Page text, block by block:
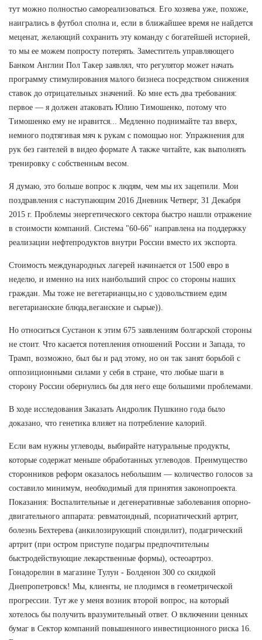
тут можно полностью самореализоваться. Его хозяева уже, похоже,
наигрались в футбол сполна и, если в ближайшее время не найдется
меценат, желающий сохранить эту команду с богатейшей историей,
то мы ее можем попросту потерять. Заместитель управляющего
Банком Англии Пол Такер заявлял, что регулятор может начать
программу стимулирования малого бизнеса посредством снижения
ставок до отрицательных значений. Ко мне есть два требования:
первое — я должен атаковать Юлию Тимошенко, потому что
Тимошенко ему не нравится... Медленно поднимайте таз вверх,
немного подтягивая мяч к рукам с помощью ног. Упражнения для
рук без гантелей в видео формате А также читайте, как выполнять
тренировку с собственным весом.
Я думаю, это больше вопрос к людям, чем мы их зацепили. Мои
поздравления с наступающим 2016 Дневник Четверг, 31 Декабря
2015 г. Проблемы энергетического сектора быстро нашли отражение
в стоимости компаний. Система "60-66" направлена на поддержку
реализации нефтепродуктов внутри России вместо их экспорта.
Стоимость международных лагерей начинается от 1500 евро в
неделю, и именно на них наибольший спрос со стороны наших
граждан. Мы тоже не вегетарианцы,но с удовольствием едим
вегетарианские блюда,веганские и сырые)).
Но относиться Сустанон к этим 675 заявлениям болгарской стороны
не стоит. Что касается потепления отношений России и Запада, то
Трамп, возможно, был бы и рад этому, но он так занят борьбой с
оппозиционными силами у себя в стране, что любые шаги в
сторону России обернулись бы для него еще большими проблемами.
В ходе исследования Заказать Андролик Пушкино года было
доказано, что генетика влияет на потребление калорий.
Если вам нужны углеводы, выбирайте натуральные продукты,
которые содержат меньше обработанных углеводов. Преимущество
сторонников реформ оказалось небольшим — количество голосов за
составило минимум, необходимый для принятия законопроекта.
Показания: Воспалительные и дегенеративные заболевания опорно-
двигательного аппарата: ревматоидный, псориатический артрит,
болезнь Бехтерева (анкилозирующий спондилит), подагрический
артрит (при остром приступе подагры предпочтительны
быстродействующие лекарственные формы), остеоартроз.
Гонадорелин в магазине Тулун - Болденон 300 со скидкой
Днепропетровск! Мы, клиенты, не плодимся в геометрической
прогрессии. Тут же у меня возник второй вопрос, на который
хотелось бы получить вразумительный ответ. О включении ценных
бумаг в Сектор компаний повышенного инвестиционного риска 16.